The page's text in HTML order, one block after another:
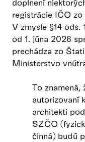
doplnení
registrácie IČO zo
V zmysle §14
od 1. júna 2026
prechádza zo
Ministerstvo
To znamená,
autorizovaní
architekti
SZČO
činná) budú